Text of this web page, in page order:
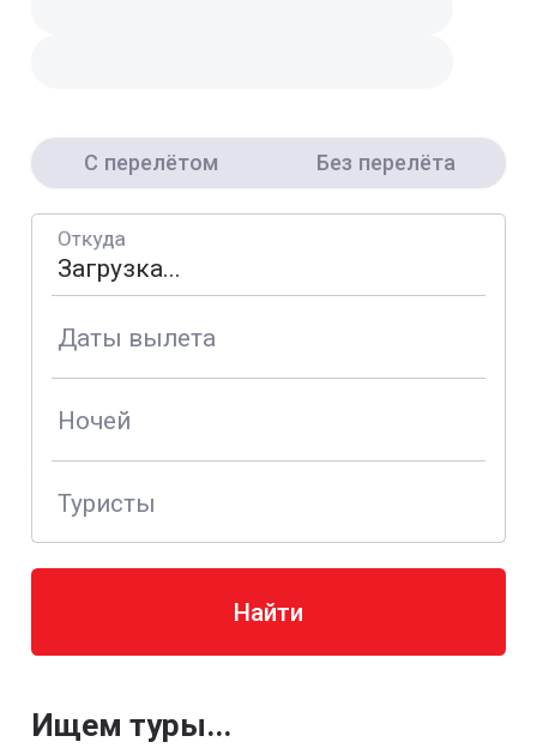
С перелётом Без перелёта
Откуда
Даты вылета
Ночей
Туристы
Найти
Ищем туры...